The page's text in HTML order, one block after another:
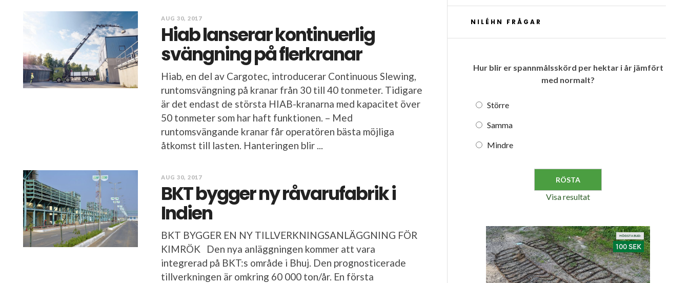
AUG 30, 2017
Hiab lanserar kontinuerlig
svängning på flerkranar
Hiab, en del av Cargotec, introducerar Continuous Slewing,
runtomsvängning på kranar från 30 till 40 tonmeter. Tidigare
är det endast de största HIAB-kranarna med kapacitet över
50 tonmeter som har haft funktionen. – Med
runtomsvängande kranar får operatören bästa möjliga
åtkomst till lasten. Hanteringen blir ...
AUG 30, 2017
BKT bygger ny råvarufabrik i
Indien
BKT BYGGER EN NY TILLVERKNINGSANLÄGGNING FÖR
KIMRÖK Den nya anläggningen kommer att vara
integrerad på BKT:s område i Bhuj. Den prognosticerade
tillverkningen är omkring 60 000 ton/år. En första
NILÉHN FRÅGAR
Hur blir er spannmålsskörd per hektar i år jämfört
med normalt?
Större
Samma
Mindre
Visa resultat